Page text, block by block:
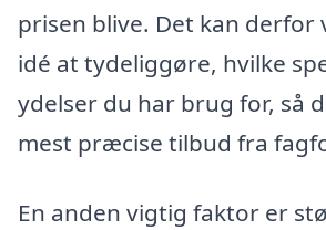
prisen blive. Det kan derfor
idé at tydeliggøre, hvilke
ydelser du har brug for, så
mest præcise tilbud fra
En anden vigtig faktor er